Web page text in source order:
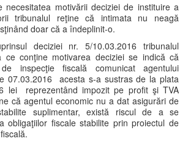
necesitatea motivării deciziei de instituire a
tribunalul reţine că intimata nu neagă
doar că a îndeplinit-o.
deciziei nr. 5/10.03.2016 tribunalul
ce conţine motivarea deciziei se indică că
inspecţie fiscală comunicat agentului
07.03.2016 acesta s-a sustras de la plata
lei reprezentând impozit pe profit şi TVA
că agentul economic nu a dat asigurări de
suplimentar, există riscul de a se
obligaţiilor fiscale stabilite prin proiectul de